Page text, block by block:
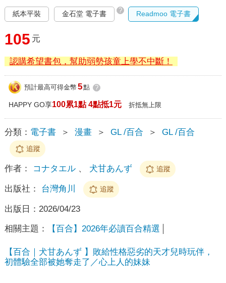
紙本平裝 金石堂 電子書 ? Readmoo 電子書
105 元
認購希望書包，幫助弱勢孩童上學不中斷！
預計最高可得金幣 5點 ?
HAPPY GO享100累1點 4點抵1元 折抵無上限
分類： 電子書 ＞ 漫畫 ＞ GL /百合 ＞ GL /百合
追蹤
作者： コナタエル、 犬甘あんず 追蹤
出版社： 台灣角川 追蹤
出版日： 2026/04/23
相關主題： 【百合】2026年必讀百合精選
【百合｜犬甘あんず 】敗給性格惡劣的天才兒時玩伴，
初體驗全部被她奪走了／心上人的妹妹